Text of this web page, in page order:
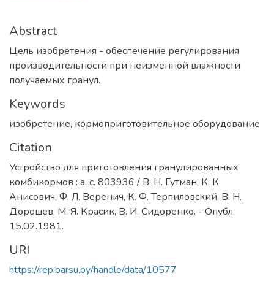
Abstract
Цель изобретения - обеспечение регулирования
производительности при неизменной влажности
получаемых гра­нул.
Keywords
изобретение, кормоприготовительное оборудование
Citation
Устройство для приготовления гранулированных
комбикормов : а. с. 803936 / В. Н. Гутман, К. К.
Анисович, Ф. Л. Веренич, К. Ф. Терпиловский, В. Н.
Дорошев, М. Я. Красик, В. И. Сидоренко. - Опубл.
15.02.1981.
URI
https://rep.barsu.by/handle/data/10577